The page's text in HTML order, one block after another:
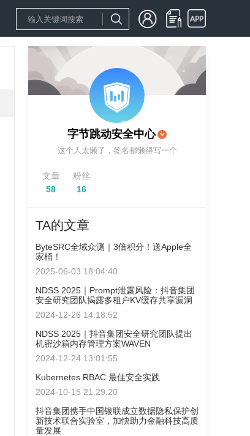
字节跳动安全中心
这个人太懒了，签名都懒得写一个
文章
58
粉丝
16
TA的文章
ByteSRC全域众测｜3倍积分！送Apple全
家桶！
2025-06-03 18:04:40
NDSS 2025｜Prompt泄露风险：抖音集团
安全研究团队揭露多租户KV缓存共享漏洞
2024-12-26 14:18:52
NDSS 2025｜抖音集团安全研究团队提出
机密沙箱内存管理方案WAVEN
2024-12-24 13:01:55
Kubernetes RBAC 最佳安全实践
2024-10-15 21:29:20
抖音集团携手中国银联成立数据隐私保护创
新技术联合实验室，加快助力金融科技高质
量发展